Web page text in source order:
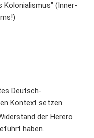
Kolonialismus" (Inner-
Deutsch-
Kontext setzen.
der Herero
haben.